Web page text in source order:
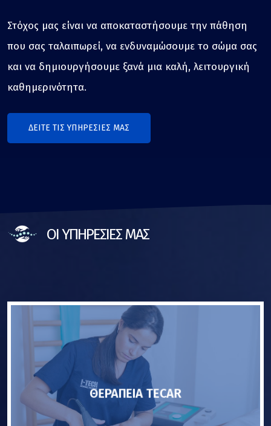
Στόχος μας είναι να αποκαταστήσουμε την πάθηση
που σας ταλαιπωρεί, να ενδυναμώσουμε το σώμα σας
και να δημιουργήσουμε ξανά μια καλή, λειτουργική
καθημερινότητα.
ΔΕΙΤΕ ΤΙΣ ΥΠΗΡΕΣΙΕΣ ΜΑΣ
ΟΙ ΥΠΗΡΕΣΙΕΣ ΜΑΣ
ΘΕΡΑΠΕΙΑ TECAR